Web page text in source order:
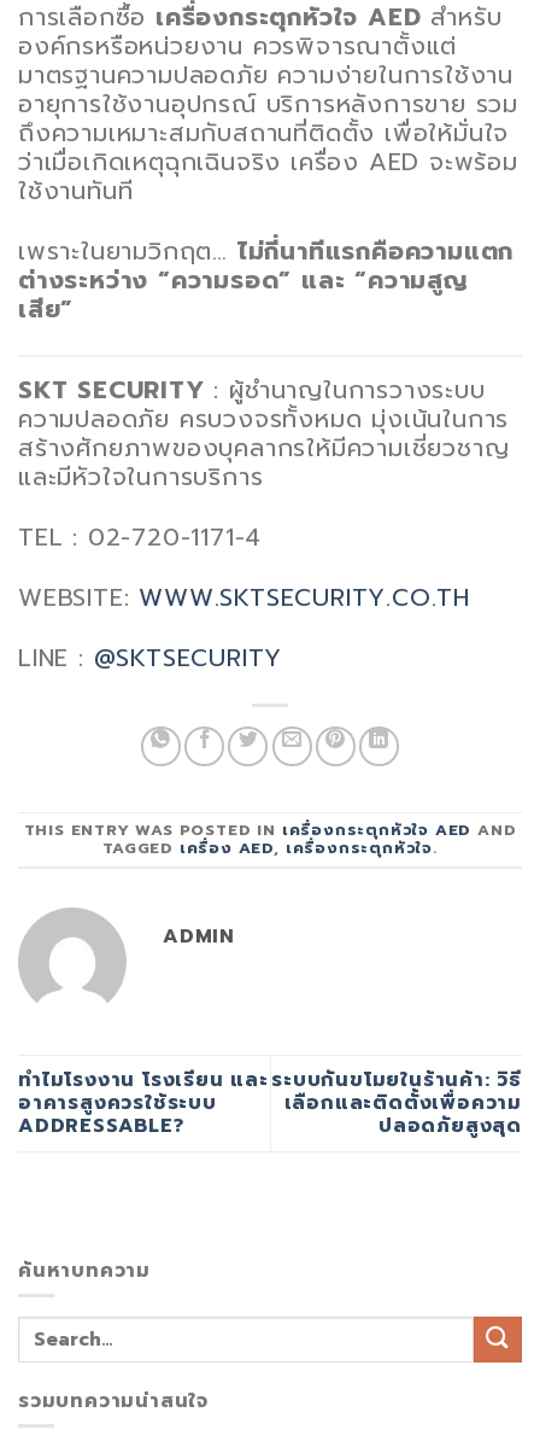
การเลือกซื้อ เครื่องกระตุกหัวใจ AED สำหรับ
องค์กรหรือหน่วยงาน ควรพิจารณาตั้งแต่
มาตรฐานความปลอดภัย ความง่ายในการใช้งาน
อายุการใช้งานอุปกรณ์ บริการหลังการขาย รวม
ถึงความเหมาะสมกับสถานที่ติดตั้ง เพื่อให้มั่นใจ
ว่าเมื่อเกิดเหตุฉุกเฉินจริง เครื่อง AED จะพร้อม
ใช้งานทันที
เพราะในยามวิกฤต… ไม่กี่นาทีแรกคือความแตก
ต่างระหว่าง “ความรอด” และ “ความสูญ
เสีย”
SKT SECURITY : ผู้ชำนาญในการวางระบบ
ความปลอดภัย ครบวงจรทั้งหมด มุ่งเน้นในการ
สร้างศักยภาพของบุคลากรให้มีความเชี่ยวชาญ
และมีหัวใจในการบริการ
TEL : 02-720-1171-4
WEBSITE: WWW.SKTSECURITY.CO.TH
LINE : @SKTSECURITY
THIS ENTRY WAS POSTED IN เครื่องกระตุกหัวใจ AED AND
TAGGED เครื่อง AED, เครื่องกระตุกหัวใจ.
ADMIN
ทำไมโรงงาน โรงเรียน และ
อาคารสูงควรใช้ระบบ
ADDRESSABLE?
ระบบกันขโมยในร้านค้า: วิธี
เลือกและติดตั้งเพื่อความ
ปลอดภัยสูงสุด
ค้นหาบทความ
รวมบทความน่าสนใจ